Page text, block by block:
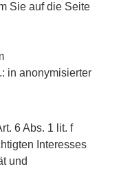
Sie auf die Seite
in anonymisierter
6 Abs. 1 lit. f
Interesses
und